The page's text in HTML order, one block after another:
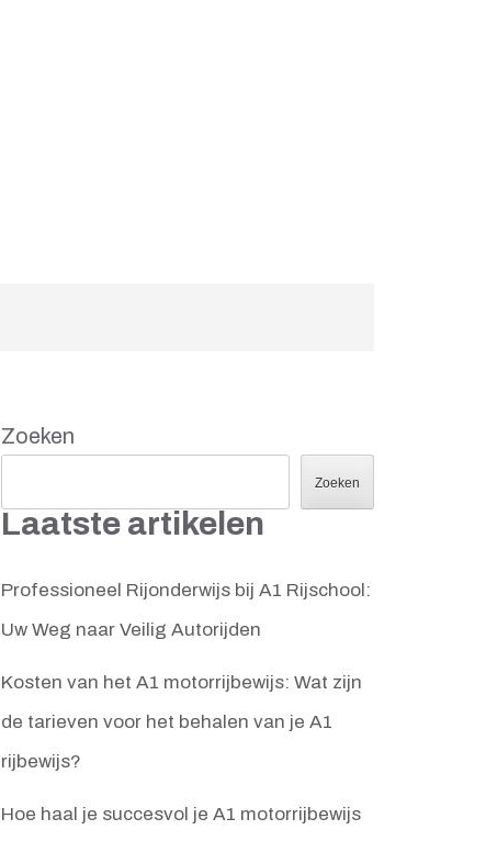
Zoeken
Zoeken
Laatste artikelen
Professioneel Rijonderwijs bij A1 Rijschool:
Uw Weg naar Veilig Autorijden
Kosten van het A1 motorrijbewijs: Wat zijn
de tarieven voor het behalen van je A1
rijbewijs?
Hoe haal je succesvol je A1 motorrijbewijs